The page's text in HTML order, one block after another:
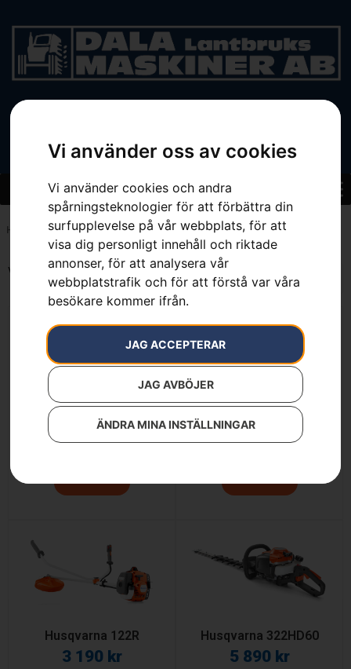
Vi använder oss av cookies
Vi använder cookies och andra
spårningsteknologier för att förbättra din
surfupplevelse på vår webbplats, för att
visa dig personligt innehåll och riktade
annonser, för att analysera vår
webbplatstrafik och för att förstå var våra
besökare kommer ifrån.
JAG ACCEPTERAR
JAG AVBÖJER
ÄNDRA MINA INSTÄLLNINGAR
Hem 21.7 cm³
Visar alla 7 resultat
Husqvarna 122C
2 390kr
Husqvarna 122HD60
4 190kr
Husqvarna 122R
3 190 kr
Husqvarna 322HD60
5 890 kr